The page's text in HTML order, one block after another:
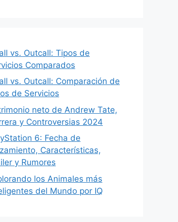
vs. Outcall: Tipos de
Comparados
vs. Outcall: Comparación de
de Servicios
neto de Andrew Tate,
y Controversias 2024
6: Fecha de
Características,
y Rumores
los Animales más
del Mundo por IQ